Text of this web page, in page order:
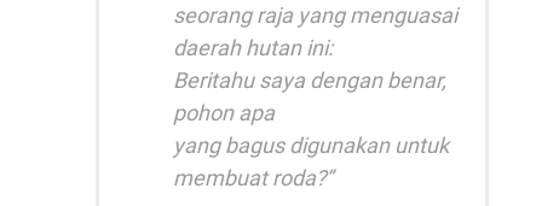
seorang raja yang menguasai
daerah hutan ini:
Beritahu saya dengan benar,
pohon apa
yang bagus digunakan untuk
membuat roda?”